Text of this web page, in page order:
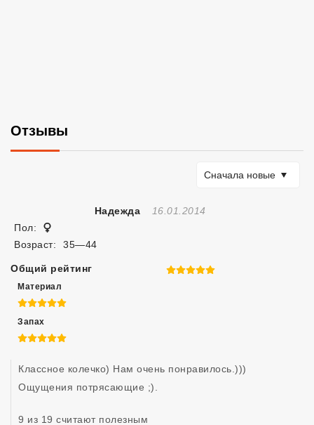
Отзывы
Сортировать по
Сначала новые
Надежда Отзыв Создан
16.01.2014
Пол:
Возраст:
35—44
Общий рейтинг 5 из 5
Материал
5 из 5
Запах
5 из 5
Классное колечко) Нам очень понравилось.)))
Ощущения потрясающие ;).
9 из 19 считают полезным